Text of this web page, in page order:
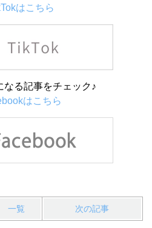
はこちら
なる記事をチェック♪
はこちら
一覧 次の記事